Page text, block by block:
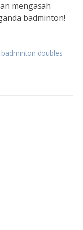
mengasah
badminton!
badminton doubles